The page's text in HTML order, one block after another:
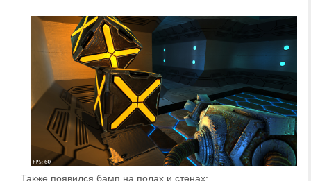
Также появился бамп на полах и стенах: